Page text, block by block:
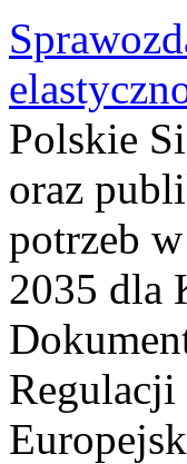
Polskie
oraz
potrzeb
2035 dla